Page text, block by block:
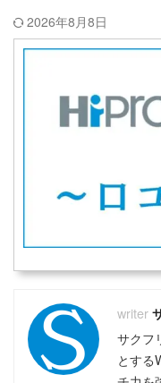
映像業界に強い転職エ
コンサル業界に強い転
おすすめの退職代行サ
おすすめのフリーラン
おすすめのクラウドソ
おすすめのWebマー
おすすめの動画編集ス
おすすめのアフィリエ
おすすめのバーチャル
おすすめのファクタリ
おすすめの不動産ク
おすすめのソーシャル
2026年8月8日
サクフ
とする